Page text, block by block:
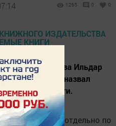
1265 0 0
издательства Ильдар
информ» назвал
книги.
ведется отдельно по